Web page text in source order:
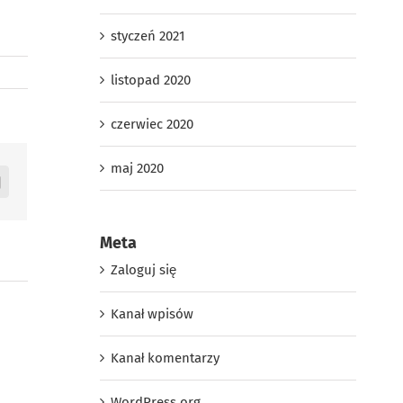
Email
styczeń 2021
listopad 2020
czerwiec 2020
maj 2020
Meta
Zaloguj się
Kanał wpisów
Kanał komentarzy